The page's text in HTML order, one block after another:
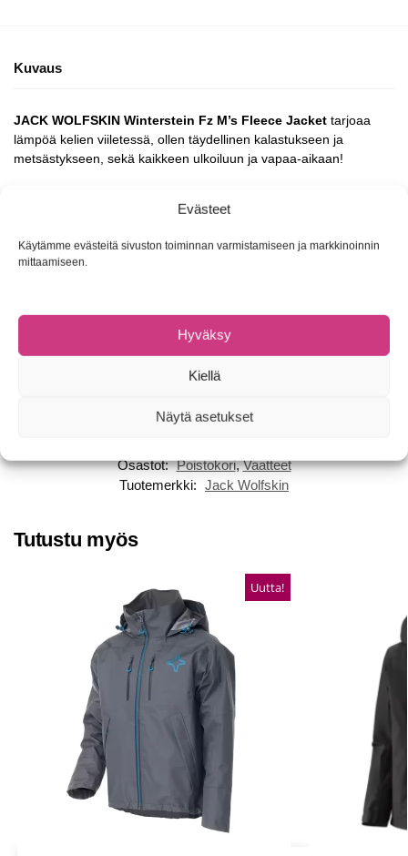
Evästeet
Käytämme evästeitä sivuston toiminnan varmistamiseen ja markkinoinnin
mittaamiseen.
Hyväksy
Kiellä
Näytä asetukset
Kuvaus
JACK WOLFSKIN Winterstein Fz M’s Fleece Jacket tarjoaa
lämpöä kelien viiletessä, ollen täydellinen kalastukseen ja
metsästykseen, sekä kaikkeen ulkoiluun ja vapaa-aikaan!
-sarjan fleece, jota voi käyttää kolmena vuodenaikana,
system zip -sarjaan, joten se on yhdistettävissä vetoketjulla Jack
Nopeasti kuivuva ja hengittävä
Osastot: Poistokori,Vaatteet
Tuotemerkki: Jack Wolfskin
Tutustu myös
Uutta!